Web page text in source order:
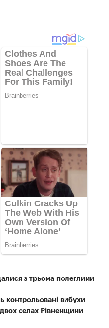
з трьома полеглими
контрольовані вибухи
селах Рівненщини